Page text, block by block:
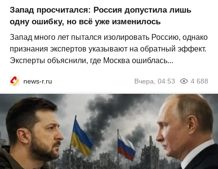
Запад просчитался: Россия допустила лишь
одну ошибку, но всё уже изменилось
Запад много лет пытался изолировать Россию, однако
признания экспертов указывают на обратный эффект.
Эксперты объяснили, где Москва ошиблась...
news-r.ru Вчера, 04:53 4 688